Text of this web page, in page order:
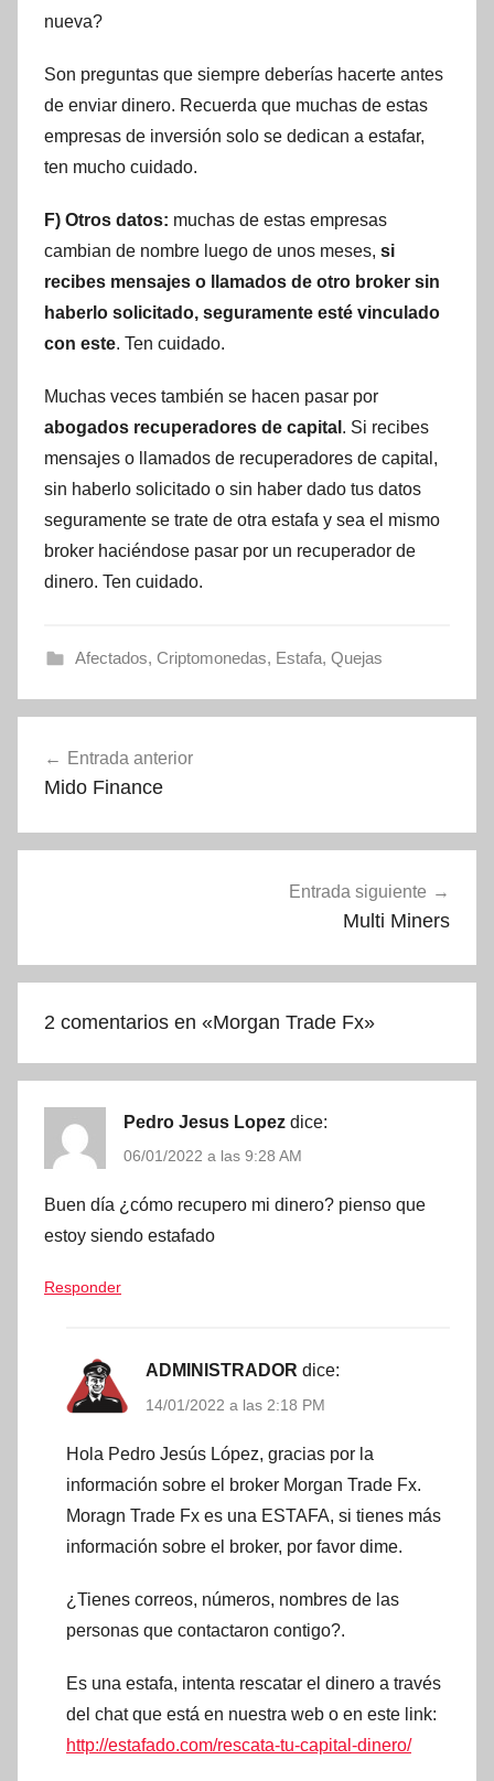
nueva?
Son preguntas que siempre deberías hacerte antes
de enviar dinero. Recuerda que muchas de estas
empresas de inversión solo se dedican a estafar,
ten mucho cuidado.
F) Otros datos: muchas de estas empresas
cambian de nombre luego de unos meses, si
recibes mensajes o llamados de otro broker sin
haberlo solicitado, seguramente esté vinculado
con este. Ten cuidado.
Muchas veces también se hacen pasar por
abogados recuperadores de capital . Si recibes
mensajes o llamados de recuperadores de capital,
sin haberlo solicitado o sin haber dado tus datos
seguramente se trate de otra estafa y sea el mismo
broker haciéndose pasar por un recuperador de
dinero. Ten cuidado.
Afectados, Criptomonedas, Estafa, Quejas
de
Entrada anterior
Mido Finance
Entrada siguiente
Multi Miners
2 comentarios en «Morgan Trade Fx»
Pedro Jesus Lopez dice:
06/01/2022 a las 9:28 AM
Buen día ¿cómo recupero mi dinero? pienso que
estoy siendo estafado
Responder
ADMINISTRADOR dice:
14/01/2022 a las 2:18 PM
Hola Pedro Jesús López, gracias por la
información sobre el broker Morgan Trade Fx.
Moragn Trade Fx es una ESTAFA, si tienes más
información sobre el broker, por favor dime.
¿Tienes correos, números, nombres de las
personas que contactaron contigo?.
Es una estafa, intenta rescatar el dinero a través
del chat que está en nuestra web o en este link:
http://estafado.com/rescata-tu-capital-dinero/